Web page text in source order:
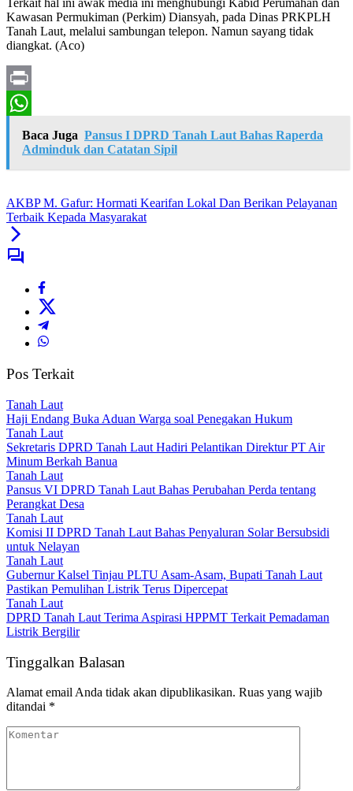
Terkait hal ini awak media ini menghubungi Kabid Perumahan dan
Kawasan Permukiman (Perkim) Diansyah, pada Dinas PRKPLH
Tanah Laut, melalui sambungan telepon. Namun sayang tidak
diangkat. (Aco)
Print
WhatsApp
Baca Juga Pansus I DPRD Tanah Laut Bahas Raperda
Adminduk dan Catatan Sipil
AKBP M. Gafur: Hormati Kearifan Lokal Dan Berikan Pelayanan
Terbaik Kepada Masyarakat
Pos Terkait
Tanah Laut
Haji Endang Buka Aduan Warga soal Penegakan Hukum
Tanah Laut
Sekretaris DPRD Tanah Laut Hadiri Pelantikan Direktur PT Air
Minum Berkah Banua
Tanah Laut
Pansus VI DPRD Tanah Laut Bahas Perubahan Perda tentang
Perangkat Desa
Tanah Laut
Komisi II DPRD Tanah Laut Bahas Penyaluran Solar Bersubsidi
untuk Nelayan
Tanah Laut
Gubernur Kalsel Tinjau PLTU Asam-Asam, Bupati Tanah Laut
Pastikan Pemulihan Listrik Terus Dipercepat
Tanah Laut
DPRD Tanah Laut Terima Aspirasi HPPMT Terkait Pemadaman
Listrik Bergilir
Tinggalkan Balasan
Alamat email Anda tidak akan dipublikasikan. Ruas yang wajib
ditandai *